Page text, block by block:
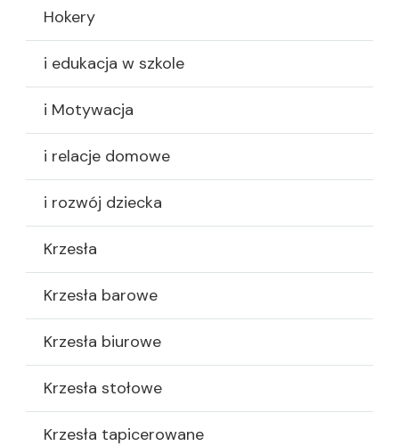
Hokery
i edukacja w szkole
i Motywacja
i relacje domowe
i rozwój dziecka
Krzesła
Krzesła barowe
Krzesła biurowe
Krzesła stołowe
Krzesła tapicerowane